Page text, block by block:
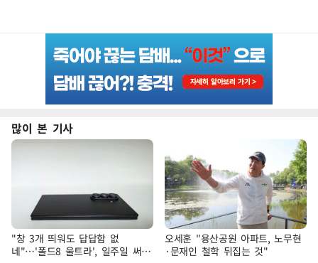
많이 본 기사
"창 3개 띄워도 답답함 없
네"…'폴드8 울트라', 일주일 써보
오세훈 "용산공원 아파트, 노무현
·문재인 철학 뒤집는 것"